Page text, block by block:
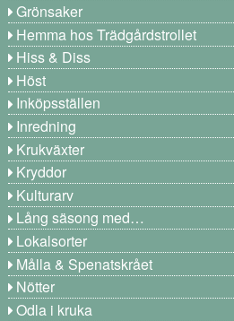
Grönsaker
Hemma hos Trädgårdstrollet
Hiss & Diss
Höst
Inköpsställen
Inredning
Krukväxter
Kryddor
Kulturarv
Lång säsong med…
Lokalsorter
Målla & Spenatskrået
Nötter
Odla i kruka